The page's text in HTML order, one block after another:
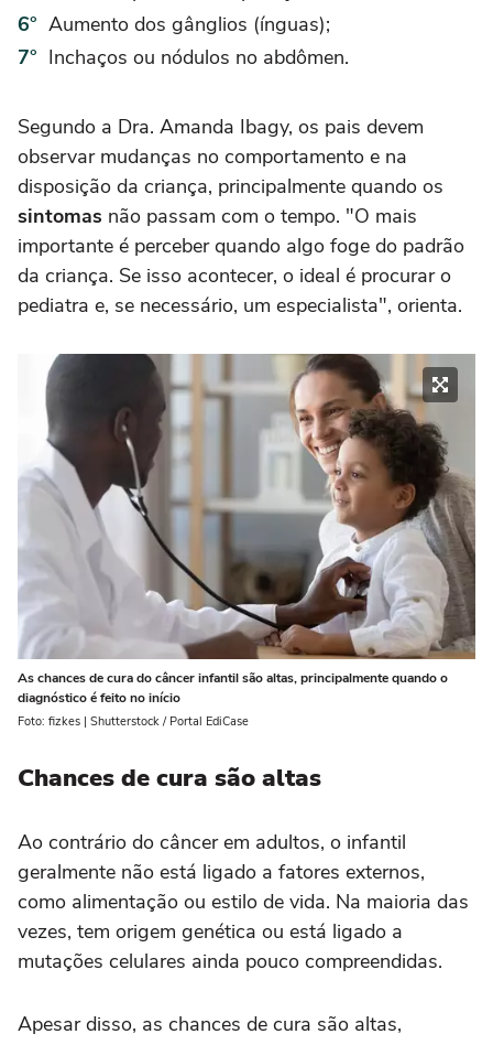
Aumento dos gânglios (ínguas);
Inchaços ou nódulos no abdômen.
Segundo a Dra. Amanda Ibagy, os pais devem
observar mudanças no comportamento e na
disposição da criança, principalmente quando os
sintomas não passam com o tempo. "O mais
importante é perceber quando algo foge do padrão
da criança. Se isso acontecer, o ideal é procurar o
pediatra e, se necessário, um especialista", orienta.
As chances de cura do câncer infantil são altas, principalmente quando o
diagnóstico é feito no início
Foto: fizkes | Shutterstock / Portal EdiCase
Chances de cura são altas
Ao contrário do câncer em adultos, o infantil
geralmente não está ligado a fatores externos,
como alimentação ou estilo de vida. Na maioria das
vezes, tem origem genética ou está ligado a
mutações celulares ainda pouco compreendidas.
Apesar disso, as chances de cura são altas,